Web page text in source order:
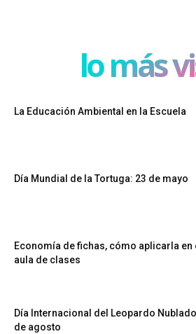
lo más
La Educación Ambiental en la Escuela
Día Mundial de la Tortuga: 23 de mayo
Economía de fichas, cómo aplicarla en
aula de clases
Día Internacional del Leopardo
de agosto